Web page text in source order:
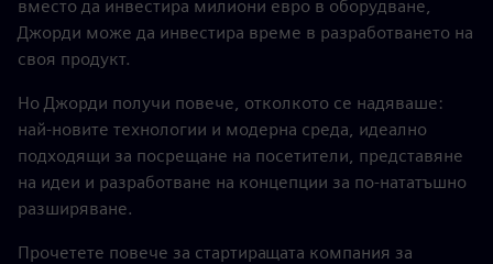
вместо да инвестира милиони евро в оборудване,
Джорди може да инвестира време в разработването на
своя продукт.
Но Джорди получи повече, отколкото се надяваше:
най-новите технологии и модерна среда, идеално
подходящи за посрещане на посетители, представяне
на идеи и разработване на концепции за по-нататъшно
разширяване.
Прочетете повече за стартиращата компания за